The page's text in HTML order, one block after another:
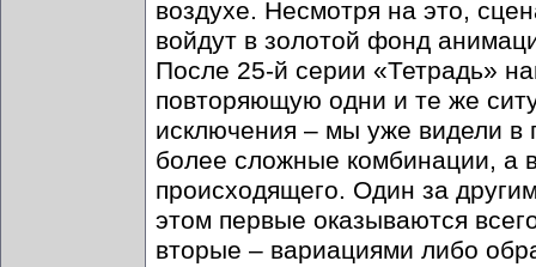
воздухе. Несмотря на это,
войдут в золотой фонд
После 25-й серии «Тетрадь»
повторяющую одни и те же
исключения – мы уже видели в
более сложные комбинации, а
происходящего. Один за
этом первые оказываются
вторые – вариациями либо